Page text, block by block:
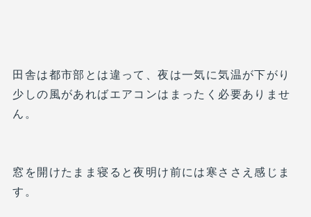
田舎は都市部とは違って、夜は一気に気温が下がり
少しの風があればエアコンはまったく必要ありませ
ん。
窓を開けたまま寝ると夜明け前には寒ささえ感じま
す。